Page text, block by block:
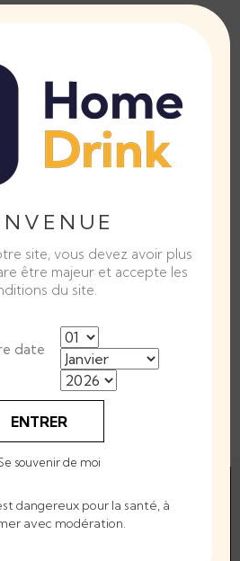
transparent
des notes de café, de chocolat et des
le goût du whiskey qui vient soutenir les
17°
70cl
Irlande
site, vous devez avoir plus
être majeur et accepte les
du site.
date
ENTRER
souvenir de moi
dangereux pour la santé, à
avec modération.